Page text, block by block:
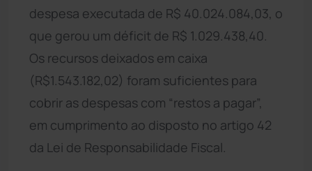
despesa executada de R$ 40.024.084,03, o
que gerou um déficit de R$ 1.029.438,40.
Os recursos deixados em caixa
(R$1.543.182,02) foram suficientes para
cobrir as despesas com “restos a pagar”,
em cumprimento ao disposto no artigo 42
da Lei de Responsabilidade Fiscal.